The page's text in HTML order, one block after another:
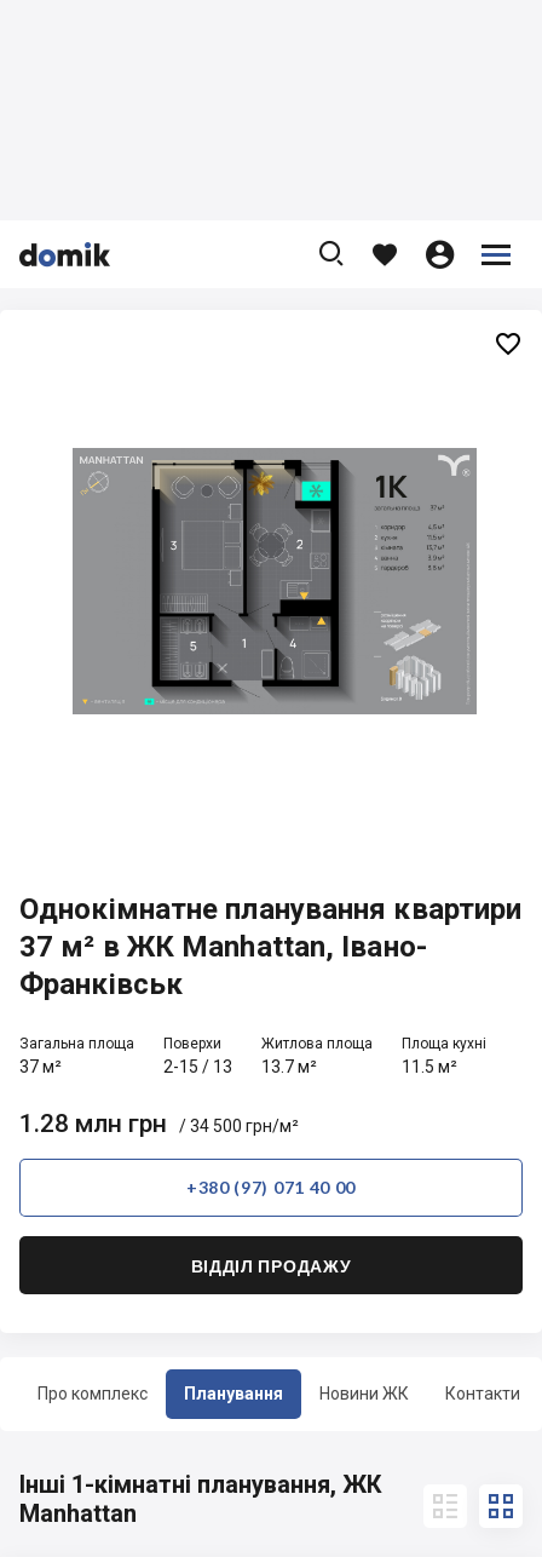


    


Про комплекс Планування Новини ЖК Контакти
Однокімнатне планування квартири
37 м² в ЖК Manhattan, Івано-
Франківськ
Загальна площа
37 м²
Поверхи
2-15 / 13
Житлова площа
13.7 м²
Площа кухні
11.5 м²
1.28 млн грн / 34 500 грн/м²
+380 (97) 071 40 00
ВІДДІЛ ПРОДАЖУ

Інші 1-кімнатні планування, ЖК
Manhattan
 